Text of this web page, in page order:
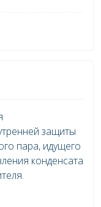
защиты
пара, идущего
конденсата